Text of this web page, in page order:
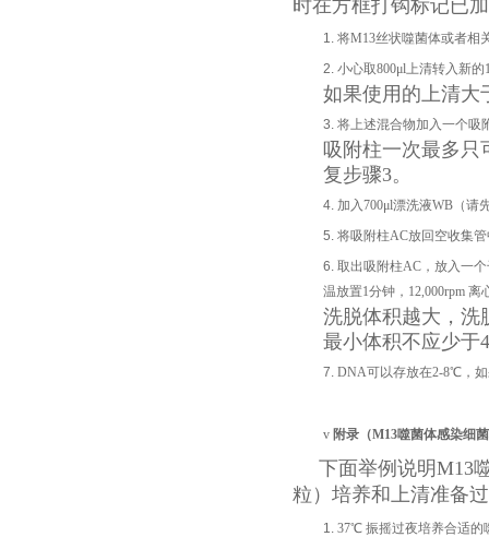
时在方框打钩标记已
1. 将M13丝状噬菌体或者相
2. 小心取800μl上清转入新
如果使用的上清大
3. 将上述混合物加入一个吸
吸附柱一次最多只
复步骤3。
4. 加入700μl漂洗液WB（请
5. 将吸附柱AC放回空收集
6. 取出吸附柱AC，放入一
温放置1分钟，12,000rpm
洗脱体积越大，洗
最小体积不应少于
7. DNA可以存放在2-8℃，
v 附录（M13噬菌体感染细
下面举例说明M13
粒）培养和上清准备
1. 37℃ 振摇过夜培养合适的